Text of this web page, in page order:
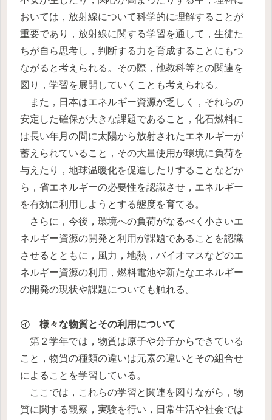
おいては，放射線について科学的に理解することが
重要であり，放射線に関する学習を通して，生徒た
ちが自ら思考し，判断する力を育成することにもつ
ながると考えられる。その際，他教科等との関連を
図り，学習を展開していくことも考えられる。
また，日本はエネルギー資源が乏しく，それらの
安定した確保が大きな課題であること，化石燃料に
は長い年月の間に太陽から放射されたエネルギーが
蓄えられていること，その大量使用が環境に負荷を
与えたり，地球温暖化を促進したりすることなどか
ら，省エネルギーの必要性を認識させ，エネルギー
を有効に利用しようとする態度を育てる。
さらに，今後，環境への負荷がなるべく小さいエ
ネルギー資源の開発と利用が課題であることを認識
させるとともに，風力，地熱，バイオマスなどのエ
ネルギー資源の利用，燃料電池や新たなエネルギー
の開発の現状や課題についても触れる。
㋑ 様々な物質とその利用について
第２学年では，物質は原子や分子からできている
こと，物質の種類の違いは元素の違いとその組合せ
によることを学習している。
ここでは，これらの学習と関連を図りながら，物
質に関する観察，実験を行い，日常生活や社会では